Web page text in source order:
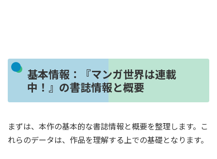
基本情報：『マンガ世界は連載
中！』の書誌情報と概要
まずは、本作の基本的な書誌情報と概要を整理します。こ
れらのデータは、作品を理解する上での基礎となります。